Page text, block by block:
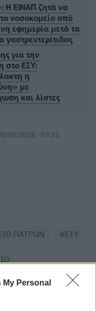
Personal
Η ΕΙΝΑΠ ζητά να
το νοσοκομείο από
εφημερία μετά τα
γαστρεντερίτιδας
για την
στο ΕΣΥ:
η
με
και λίστες
05/2026 - 03:21
ΠΑΤΡΩΝ ΕΣΥ